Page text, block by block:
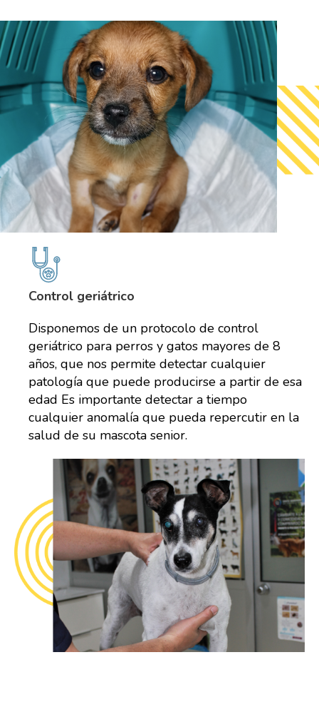
Control geriátrico
Disponemos de un protocolo de control
geriátrico para perros y gatos mayores de 8
años, que nos permite detectar cualquier
patología que puede producirse a partir de esa
edad Es importante detectar a tiempo
cualquier anomalía que pueda repercutir en la
salud de su mascota senior.